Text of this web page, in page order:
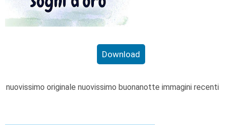
Download
nuovissimo originale nuovissimo buonanotte immagini recenti